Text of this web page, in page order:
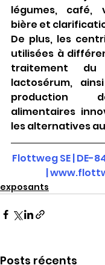
légumes, café,
bière et
De plus, les
utilisées à
traitement
lactosérum,
production
alimentaires
les alternatives
Flottweg SE | DE-
|
exposants
Posts récents